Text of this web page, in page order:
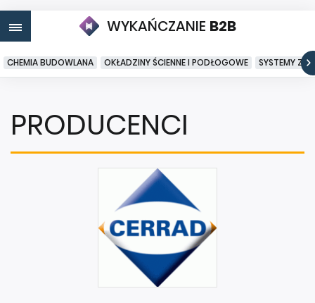
WYKAŃCZANIE B2B
CHEMIA BUDOWLANA OKŁADZINY ŚCIENNE I PODŁOGOWE SYSTEMY
PRODUCENCI